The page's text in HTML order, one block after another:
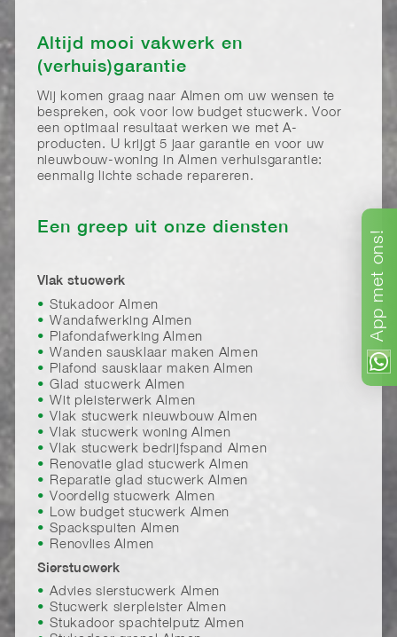
App
met
ons!
Altijd mooi vakwerk en
(verhuis)garantie
Wij komen graag naar Almen om uw wensen te
bespreken, ook voor low budget stucwerk. Voor
een optimaal resultaat werken we met A-
producten. U krijgt 5 jaar garantie en voor uw
nieuwbouw-woning in Almen verhuisgarantie:
eenmalig lichte schade repareren.
Een greep uit onze diensten
Vlak stucwerk
Stukadoor Almen
Wandafwerking Almen
Plafondafwerking Almen
Wanden sausklaar maken Almen
Plafond sausklaar maken Almen
Glad stucwerk Almen
Wit pleisterwerk Almen
Vlak stucwerk nieuwbouw Almen
Vlak stucwerk woning Almen
Vlak stucwerk bedrijfspand Almen
Renovatie glad stucwerk Almen
Reparatie glad stucwerk Almen
Voordelig stucwerk Almen
Low budget stucwerk Almen
Spackspuiten Almen
Renovlies Almen
Sierstucwerk
Advies sierstucwerk Almen
Stucwerk sierpleister Almen
Stukadoor spachtelputz Almen